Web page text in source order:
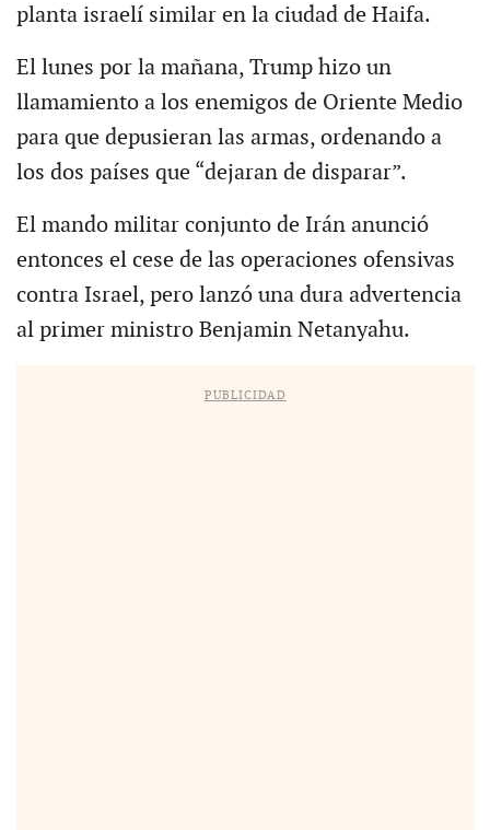
planta israelí similar en la ciudad de Haifa.
El lunes por la mañana, Trump hizo un
llamamiento a los enemigos de Oriente Medio
para que depusieran las armas, ordenando a
los dos países que “dejaran de disparar”.
El mando militar conjunto de Irán anunció
entonces el cese de las operaciones ofensivas
contra Israel, pero lanzó una dura advertencia
al primer ministro Benjamin Netanyahu.
PUBLICIDAD